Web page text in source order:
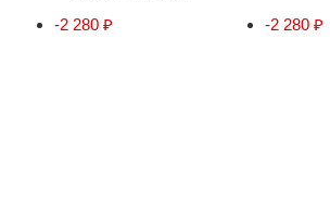
-2 280 ₽ -2 280 ₽